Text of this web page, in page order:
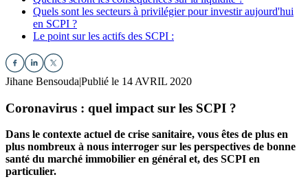
Quels sont les secteurs à privilégier pour investir aujourd'hui
en SCPI ?
Le point sur les actifs des SCPI :
Jihane Bensouda|Publié le 14 AVRIL 2020
Coronavirus : quel impact sur les SCPI ?
Dans le contexte actuel de crise sanitaire, vous êtes de plus en
plus nombreux à nous interroger sur les perspectives de bonne
santé du marché immobilier en général et, des SCPI en
particulier.